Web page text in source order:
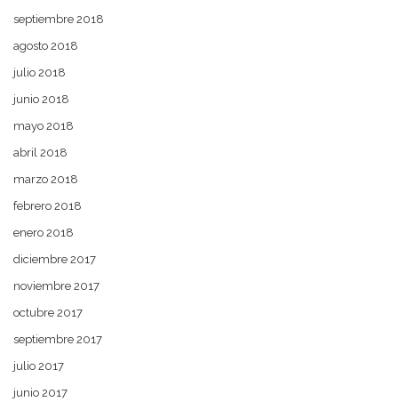
septiembre 2018
agosto 2018
julio 2018
junio 2018
mayo 2018
abril 2018
marzo 2018
febrero 2018
enero 2018
diciembre 2017
noviembre 2017
octubre 2017
septiembre 2017
julio 2017
junio 2017